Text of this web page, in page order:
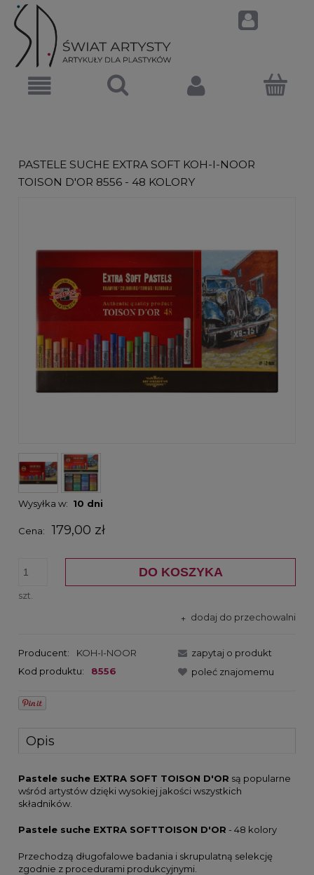
PASTELE SUCHE EXTRA SOFT KOH-I-NOOR
TOISON D'OR 8556 - 48 KOLORY
Wysyłka w: 10 dni
Cena: 179,00 zł
szt.
DO KOSZYKA
dodaj do przechowalni
Producent:
KOH-I-NOOR
Kod produktu:
8556
zapytaj o produkt
poleć znajomemu
Opis
Pastele suche EXTRA SOFT TOISON D'OR są popularne
wśród artystów dzięki wysokiej jakości wszystkich
składników.
Pastele suche EXTRA SOFTTOISON D'OR - 48 kolory
Przechodzą długofalowe badania i skrupulatną selekcję
zgodnie z procedurami produkcyjnymi.